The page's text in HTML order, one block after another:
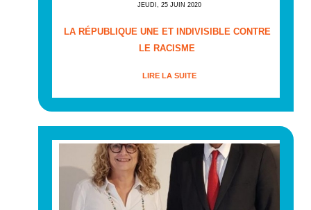
JEUDI, 25 JUIN 2020
LA RÉPUBLIQUE UNE ET INDIVISIBLE CONTRE
LE RACISME
LIRE LA SUITE